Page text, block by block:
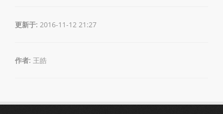
更新于: 2016-11-12 21:27
作者: 王皓